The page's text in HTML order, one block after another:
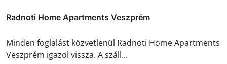
Radnoti Home Apartments Veszprém
Minden foglalást közvetlenül Radnoti Home Apartments
Veszprém igazol vissza. A száll...